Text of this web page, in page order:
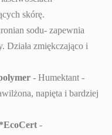
skórę.
sodu- zapewnia
Działa zmiękczająco i
- Humektant -
napięta i bardziej
-